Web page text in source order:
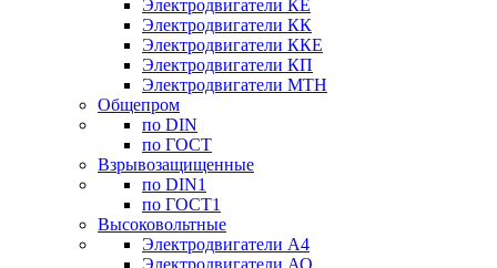
Электродвигатели КЕ
Электродвигатели КК
Электродвигатели ККЕ
Электродвигатели КП
Электродвигатели МТН
Общепром
по DIN
по ГОСТ
Взрывозащищенные
по DIN1
по ГОСТ1
Высоковольтные
Электродвигатели А4
Электродвигатели АО